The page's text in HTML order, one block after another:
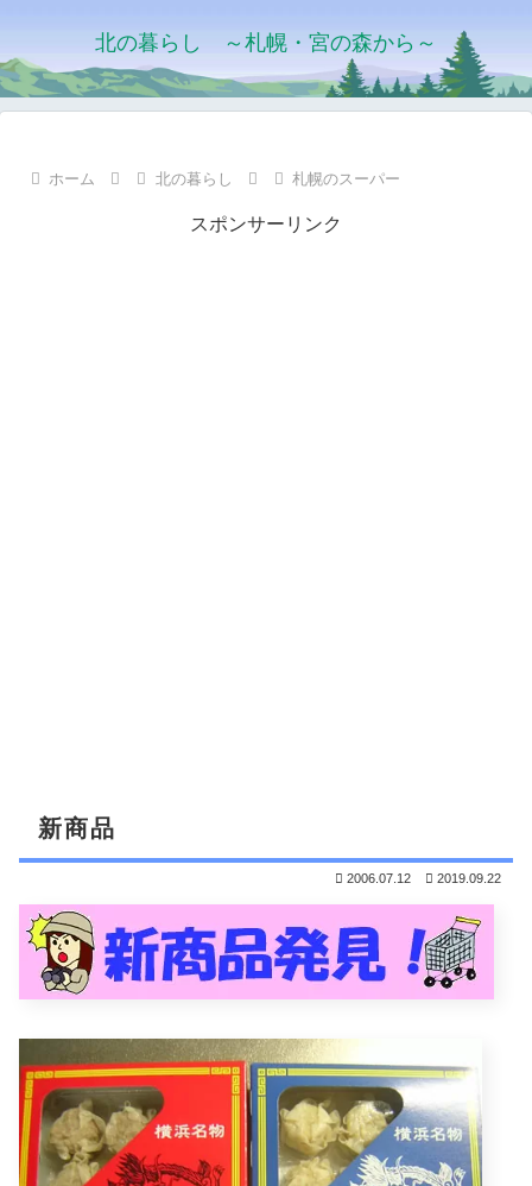
北の暮らし ～札幌・宮の森から～
ホーム 北の暮らし 札幌のスーパー
スポンサーリンク
新商品
2006.07.12 2019.09.22